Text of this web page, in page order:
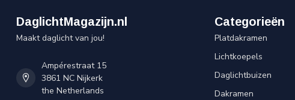
DaglichtMagazijn.nl
Maakt daglicht van jou!
Ampérestraat 15
3861 NC Nijkerk
the Netherlands
Categorieën
Platdakramen
Lichtkoepels
Daglichtbuizen
Dakramen